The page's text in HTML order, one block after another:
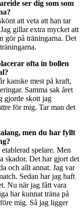
ser dig som som
att veta att han tar
gillar extra mycket att
gör på träningarna. Det
ofta in bollen
kanske mest på kraft,
Samma sak året
gjorde skott jag
för mig. Tar man det
men du har fyllt
spelare. Men
skador. Det har gjort det
och allt annat. Jag var
Sedan har jag haft
Nu när jag fått vara
har kunnat träna på
mig. Så jag ligger